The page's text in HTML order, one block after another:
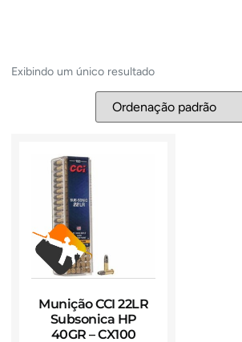
Exibindo um único resultado
Munição CCI 22LR
Subsonica HP
40GR – CX100